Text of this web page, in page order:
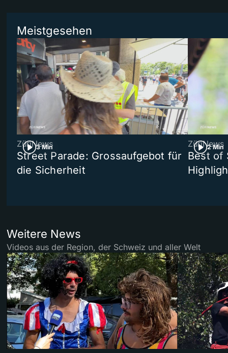
Meistgesehen
3 Min
ZüriNews
Street Parade: Grossaufgebot für
die Sicherheit
2 Min
ZüriNews
Best of
Weitere News
Videos aus der Region, der Schweiz und aller Welt